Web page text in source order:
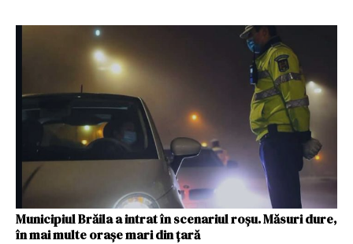
Municipiul Brăila a intrat în scenariul roșu. Măsuri dure,
în mai multe orașe mari din ţară